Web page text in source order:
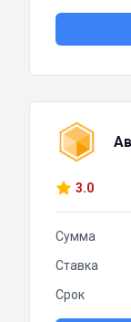
3.0
Сумма
Ставка
Срок